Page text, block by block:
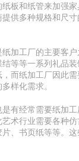
板和纸管来加强
供多种规格和尺
加工厂的主要客
等等一系列礼品
而纸加工厂因此
样化需求。
有经常需要纸加
术行业需要各种
、书页纸等等。这